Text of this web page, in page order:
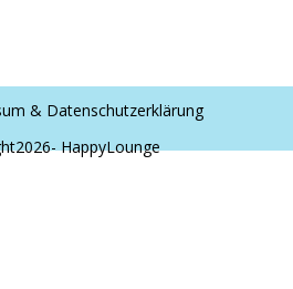
& Datenschutzerklärung
HappyLounge